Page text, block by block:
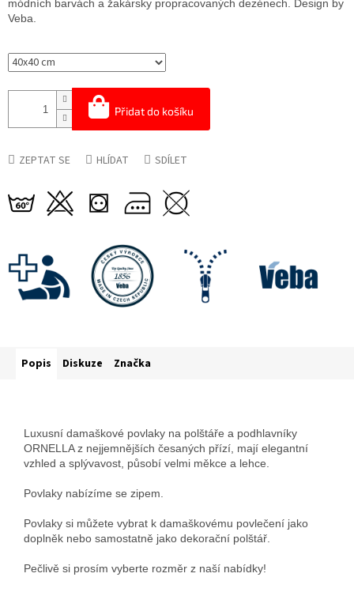
Přidat do košíku
módních barvách a žakársky propracovaných dezénech. Design by
Veba.
ZEPTAT SE HLÍDAT SDÍLET
Popis Diskuze Značka
Luxusní damaškové povlaky na polštáře a podhlavníky
ORNELLA z nejjemnějších česaných přízí, mají elegantní
vzhled a splývavost, působí velmi měkce a lehce.
Povlaky nabízíme se zipem.
Povlaky si můžete vybrat k damaškovému povlečení jako
doplněk nebo samostatně jako dekorační polštář.
Pečlivě si prosím vyberte rozměr z naší nabídky!